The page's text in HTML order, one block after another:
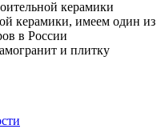
керамики
керамики, имеем один из
в России
и плитку